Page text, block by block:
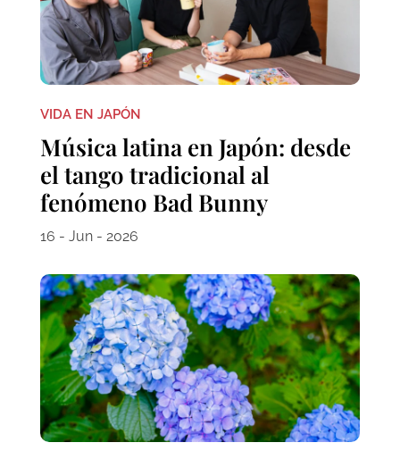
VIDA EN JAPÓN
Música latina en Japón: desde
el tango tradicional al
fenómeno Bad Bunny
16 - Jun - 2026